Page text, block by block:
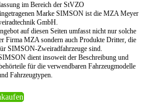
im Bereich der StVZO
Marke SIMSON ist die MZA Meyer
GmbH.
auf diesen Seiten umfasst nicht nur solche
Firma MZA sondern auch Produkte Dritter, die
SIMSON-Zweiradfahrzeuge sind.
dient insoweit der Beschreibung und
für die verwendbaren Fahrzeugmodelle
Fahrzeugtypen.